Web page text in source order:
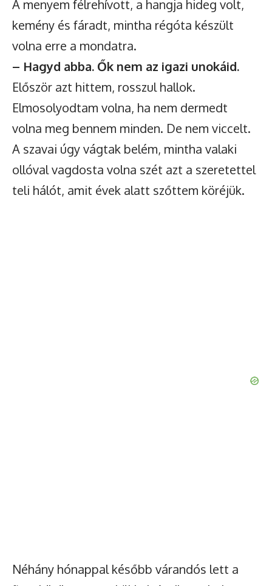
A menyem félrehívott, a hangja hideg volt,
kemény és fáradt, mintha régóta készült
volna erre a mondatra.
– Hagyd abba. Ők nem az igazi unokáid.
Először azt hittem, rosszul hallok.
Elmosolyodtam volna, ha nem dermedt
volna meg bennem minden. De nem viccelt.
A szavai úgy vágtak belém, mintha valaki
ollóval vagdosta volna szét azt a szeretettel
teli hálót, amit évek alatt szőttem köréjük.
Néhány hónappal később várandós lett a